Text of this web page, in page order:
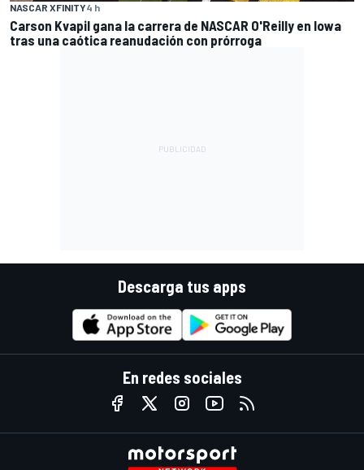
NASCAR XFINITY4 h
Carson Kvapil gana la carrera de NASCAR O'Reilly en Iowa
tras una caótica reanudación con prórroga
Descarga tus apps
En redes sociales